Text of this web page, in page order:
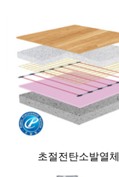
초절전탄소발열체